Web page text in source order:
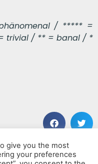
/ ***** =
trivial / ** = banal / *
NÄCHSTER BEITRAG
The Ground Above
give you the most
your preferences